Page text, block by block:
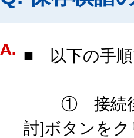
■ 以下の手順
① 接続後の
討]ボタンを